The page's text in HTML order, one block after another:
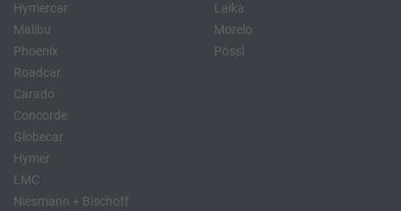
Hymercar
Malibu
Phoenix
Roadcar
Laika
Morelo
Pössl
Carado
Concorde
Globecar
Hymer
LMC
Niesmann + Bischoff